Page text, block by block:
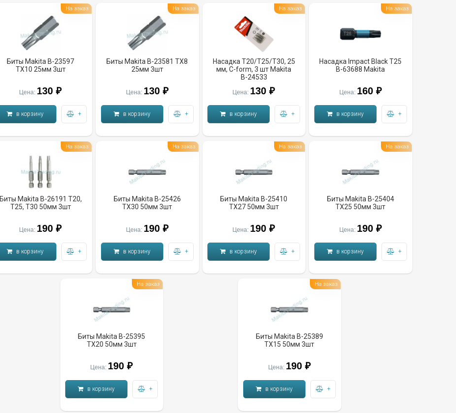
Биты Makita B-23597
TX10 25мм 3шт
Цена: 130 ₽
в корзину +
На заказ
Биты Makita B-23581 TX8
25мм 3шт
Цена: 130 ₽
в корзину +
На заказ
Насадка T20/T25/T30, 25
мм, C-form, 3 шт Makita
B-24533
Цена: 130 ₽
в корзину +
На заказ
Насадка Impact Black T25
B-63688 Makita
Цена: 160 ₽
в корзину +
На заказ
Биты Makita B-26191 T20,
T25, T30 50мм 3шт
Цена: 190 ₽
в корзину +
На заказ
Биты Makita B-25426
TX30 50мм 3шт
Цена: 190 ₽
в корзину +
На заказ
Биты Makita B-25410
TX27 50мм 3шт
Цена: 190 ₽
в корзину +
На заказ
Биты Makita B-25404
TX25 50мм 3шт
Цена: 190 ₽
в корзину +
На заказ
Биты Makita B-25395
TX20 50мм 3шт
Цена: 190 ₽
в корзину +
На заказ
Биты Makita B-25389
TX15 50мм 3шт
Цена: 190 ₽
в корзину +
На заказ